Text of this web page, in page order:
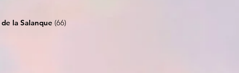
la Salanque (66)